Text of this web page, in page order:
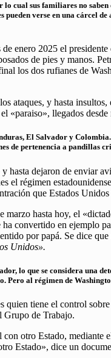
cual sus familiares no
verse en una cárcel
enero 2025 el
de pies y manos.
los dos rufianes de
ataques, y hasta
«paraiso», llegados desde
El Salvador y
de pertenencia a pandillas
hasta dejaron de enviar
régimen
que Estados
hasta hoy, el
convertido en ejemplo
por papá. Se dice
Unidos».
lo que se considera una
Pero al régimen de
tiene el control
Grupo de Trabajo.
otro Estado,
Estado», dice un